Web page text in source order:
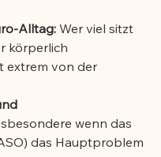
Alltag: Wer viel sitzt
körperlich
extrem von der
wenn das
das Hauptproblem